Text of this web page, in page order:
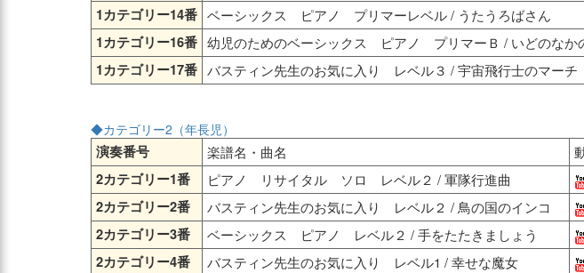
1カテゴリー14番 ベーシックス ピアノ プリマーレベル / うたうろばさん
1カテゴリー16番 幼児のためのベーシックス ピアノ プリマーＢ / いどのなか
1カテゴリー17番 バスティン先生のお気に入り レベル３ / 宇宙飛行士のマーチ
◆カテゴリー2（年長児）
演奏番号 楽譜名・曲名
2カテゴリー1番
ピアノ リサイタル ソロ レベル２ / 軍隊行進曲
2カテゴリー2番
バスティン先生のお気に入り レベル２ / 鳥の国のインコ
2カテゴリー3番
ベーシックス ピアノ レベル２ / 手をたたきましょう
2カテゴリー4番
バスティン先生のお気に入り レベル1 / 幸せな魔女